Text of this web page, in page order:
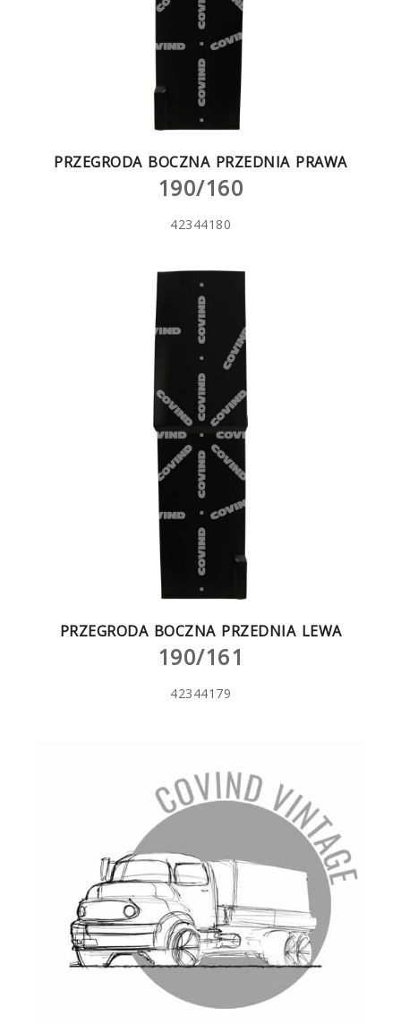
PRZEGRODA BOCZNA PRZEDNIA PRAWA
190/160
42344180
PRZEGRODA BOCZNA PRZEDNIA LEWA
190/161
42344179